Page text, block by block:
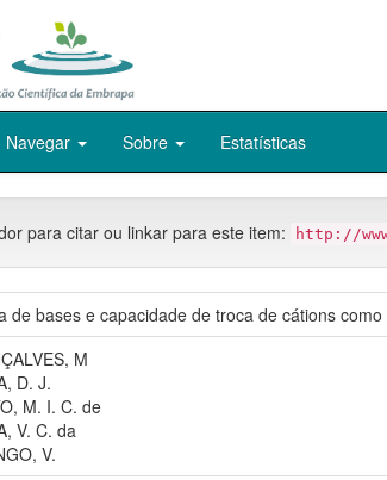
Navegar Sobre Estatísticas
para citar ou linkar para este item: http://
de bases e capacidade de troca de cátions
M
D. J.
M. I. C. de
V. C. da
V.